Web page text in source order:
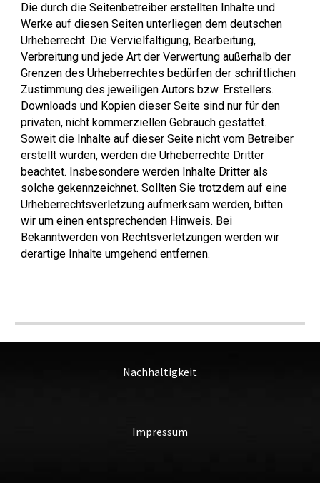
Die durch die Seitenbetreiber erstellten Inhalte und
Werke auf diesen Seiten unterliegen dem deutschen
Urheberrecht. Die Vervielfältigung, Bearbeitung,
Verbreitung und jede Art der Verwertung außerhalb der
Grenzen des Urheberrechtes bedürfen der schriftlichen
Zustimmung des jeweiligen Autors bzw. Erstellers.
Downloads und Kopien dieser Seite sind nur für den
privaten, nicht kommerziellen Gebrauch gestattet.
Soweit die Inhalte auf dieser Seite nicht vom Betreiber
erstellt wurden, werden die Urheberrechte Dritter
beachtet. Insbesondere werden Inhalte Dritter als
solche gekennzeichnet. Sollten Sie trotzdem auf eine
Urheberrechtsverletzung aufmerksam werden, bitten
wir um einen entsprechenden Hinweis. Bei
Bekanntwerden von Rechtsverletzungen werden wir
derartige Inhalte umgehend entfernen.
Nachhaltigkeit
Impressum